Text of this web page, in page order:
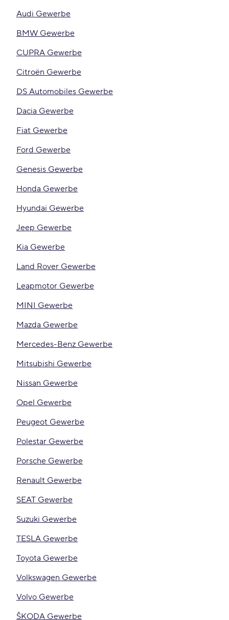
Audi Gewerbe
BMW Gewerbe
CUPRA Gewerbe
Citroën Gewerbe
DS Automobiles Gewerbe
Dacia Gewerbe
Fiat Gewerbe
Ford Gewerbe
Genesis Gewerbe
Honda Gewerbe
Hyundai Gewerbe
Jeep Gewerbe
Kia Gewerbe
Land Rover Gewerbe
Leapmotor Gewerbe
MINI Gewerbe
Mazda Gewerbe
Mercedes-Benz Gewerbe
Mitsubishi Gewerbe
Nissan Gewerbe
Opel Gewerbe
Peugeot Gewerbe
Polestar Gewerbe
Porsche Gewerbe
Renault Gewerbe
SEAT Gewerbe
Suzuki Gewerbe
TESLA Gewerbe
Toyota Gewerbe
Volkswagen Gewerbe
Volvo Gewerbe
ŠKODA Gewerbe